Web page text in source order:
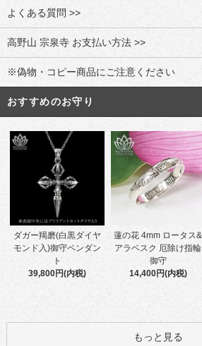
よくある質問 >>
高野山 宗泉寺 お支払い方法 >>
※偽物・コピー商品にご注意ください
おすすめのお守り
ダガー羯磨(白黒ダイヤ
モンド入)御守ペンダン
ト
39,800円(内税)
蓮の花 4mm ロータス&
アラベスク 厄除け指輪
御守
14,400円(内税)
もっと見る